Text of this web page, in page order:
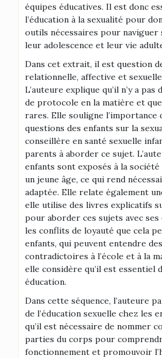
équipes éducatives. Il est donc
l’éducation à la sexualité pour
outils nécessaires pour naviguer
leur adolescence et leur vie
Dans cet extrait, il est question
relationnelle, affective et
L’auteure explique qu’il n’y a
de protocole en la matière et
rares. Elle souligne l’importance
questions des enfants sur la
conseillère en santé sexuelle
parents à aborder ce sujet.
enfants sont exposés à la société
un jeune âge, ce qui rend
adaptée. Elle relate également
elle utilise des livres explicatifs
pour aborder ces sujets avec ses
les conflits de loyauté que cela
enfants, qui peuvent entendre
contradictoires à l’école et à la
elle considère qu’il est essentiel
éducation.
Dans cette séquence, l’auteure
de l’éducation sexuelle chez les
qu’il est nécessaire de nommer
parties du corps pour
fonctionnement et promouvoir